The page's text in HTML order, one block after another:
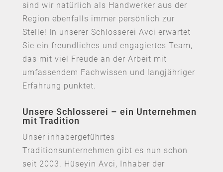
sind wir natürlich als Handwerker aus der
Region ebenfalls immer persönlich zur
Stelle! In unserer Schlosserei Avci erwartet
Sie ein freundliches und engagiertes Team,
das mit viel Freude an der Arbeit mit
umfassendem Fachwissen und langjähriger
Erfahrung punktet.
Unsere Schlosserei – ein Unternehmen
mit Tradition
Unser inhabergeführtes
Traditionsunternehmen gibt es nun schon
seit 2003. Hüseyin Avci, Inhaber der